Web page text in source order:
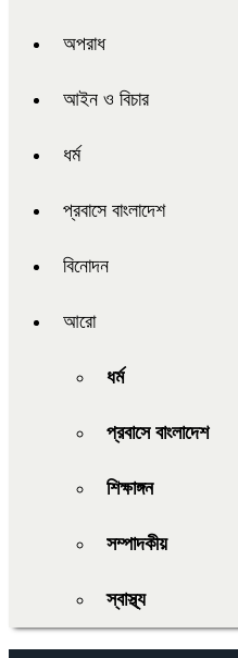
অপরাধ
আইন ও বিচার
ধর্ম
প্রবাসে বাংলাদেশ
বিনোদন
আরো
ধর্ম
প্রবাসে বাংলাদেশ
শিক্ষাঙ্গন
সম্পাদকীয়
স্বাস্থ্য